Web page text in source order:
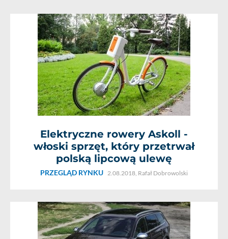
Elektryczne rowery Askoll -
włoski sprzęt, który przetrwał
polską lipcową ulewę
PRZEGLĄD RYNKU 2.08.2018, Rafał Dobrowolski